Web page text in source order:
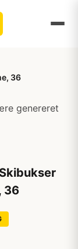
36
genereret
36